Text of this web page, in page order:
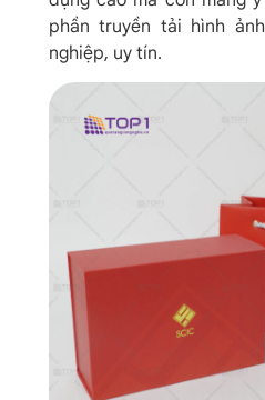
phần truyền tải hình
nghiệp, uy tín.